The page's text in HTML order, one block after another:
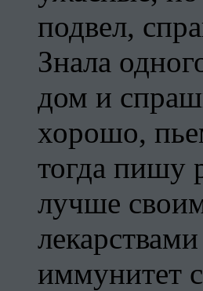
подвел,
Знала
дом и
хорошо,
тогда пишу
лучше
иммунитет